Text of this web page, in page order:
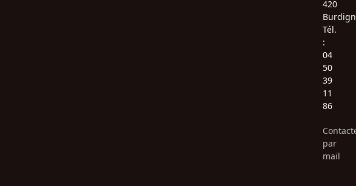
420
Tél.
:
04
50
39
11
86
par
mail